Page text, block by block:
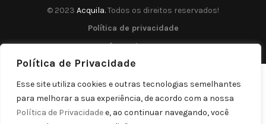
Política de Privacidade
Esse site utiliza cookies e outras tecnologias semelhantes
para melhorar a sua experiência, de acordo com a nossa
Política de Privacidadee, ao continuar navegando, você
© 2023 Acquila.Todos os direitos reservados!
Política de privacidade
by pontozap